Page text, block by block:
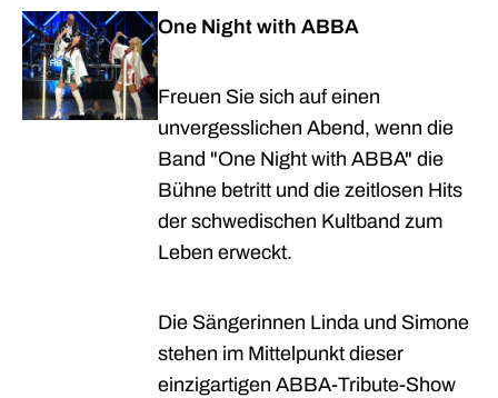
One Night with ABBA
Freuen Sie sich auf einen
unvergesslichen Abend, wenn die
Band "One Night with ABBA" die
Bühne betritt und die zeitlosen Hits
der schwedischen Kultband zum
Leben erweckt.
Die Sängerinnen Linda und Simone
stehen im Mittelpunkt dieser
einzigartigen ABBA-Tribute-Show